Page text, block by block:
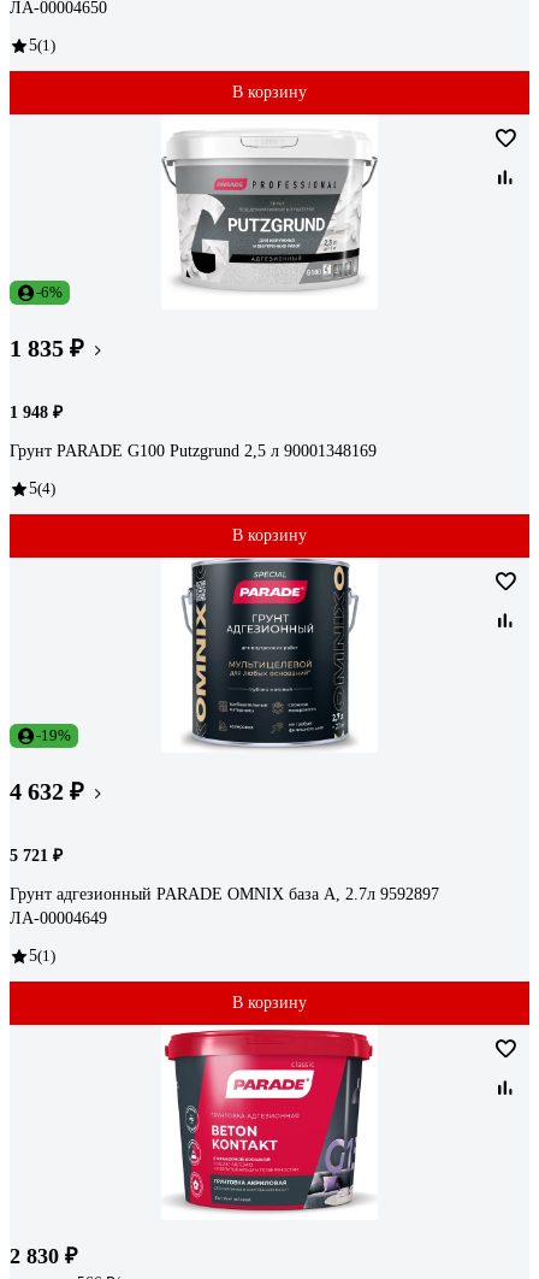
ЛА-00004650
5(1)
В корзину
-6%
1 835 ₽
1 948 ₽
Грунт PARADE G100 Putzgrund 2,5 л 90001348169
5(4)
В корзину
-19%
4 632 ₽
5 721 ₽
Грунт адгезионный PARADE OMNIX база А, 2.7л 9592897
ЛА-00004649
5(1)
В корзину
2 830 ₽